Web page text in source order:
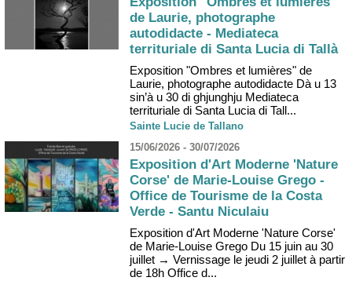
de Laurie, photographe
autodidacte - Mediateca
territuriale di Santa Lucia di Tallà
Exposition "Ombres et lumières" de
Laurie, photographe autodidacte Dà u 13
sin’à u 30 di ghjunghju Mediateca
territuriale di Santa Lucia di Tall...
Sainte Lucie de Tallano
15/06/2026 - 30/07/2026
Exposition d'Art Moderne 'Nature
Corse' de Marie-Louise Grego -
Office de Tourisme de la Costa
Verde - Santu Niculaiu
Exposition d'Art Moderne 'Nature Corse'
de Marie-Louise Grego Du 15 juin au 30
juillet → Vernissage le jeudi 2 juillet à partir
de 18h Office d...